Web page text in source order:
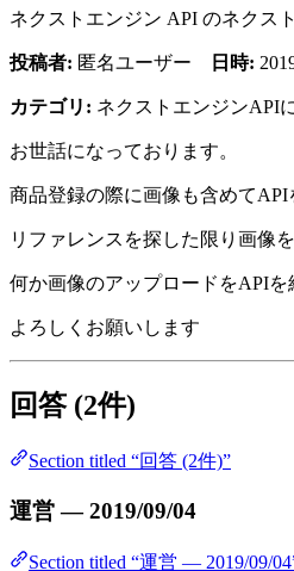
ネクストエンジン API のネクス
投稿者: 匿名ユーザー 日時:
カテゴリ: ネクストエンジンAPI
お世話になっております。
商品登録の際に画像も含めてAPI
リファレンスを探した限り画像
何か画像のアップロードをAPI
よろしくお願いします
回答 (2件)
Section titled “回答 (2件)”
運営 — 2019/09/04
Section titled “運営 — 2019/09/